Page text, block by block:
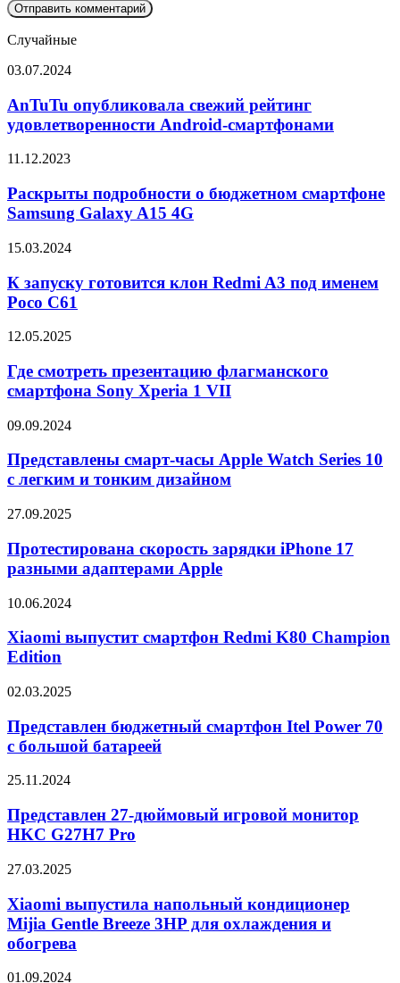
Случайные
AnTuTu
свежий
рейтинг
удовлетворенности
смартфонами
03.07.2024
AnTuTu опубликовала свежий рейтинг
удовлетворенности Android-смартфонами
Раскрыты
о
бюджетном
смартфоне
Galaxy
4G
11.12.2023
Раскрыты подробности о бюджетном смартфоне
Samsung Galaxy A15 4G
К
готовится
клон
Redmi
под
Poco
C61
15.03.2024
К запуску готовится клон Redmi A3 под именем
Poco C61
Где
презентацию
флагманского
смартфона
Xperia
VII
12.05.2025
Где смотреть презентацию флагманского
смартфона Sony Xperia 1 VII
Представлены
часы
Apple
Watch
10
легким
и
дизайном
09.09.2024
Представлены смарт-часы Apple Watch Series 10
с легким и тонким дизайном
Протестирована
зарядки
iPhone
17
адаптерами
27.09.2025
Протестирована скорость зарядки iPhone 17
разными адаптерами Apple
Xiaomi
смартфон
Redmi
K80
Edition
10.06.2024
Xiaomi выпустит смартфон Redmi K80 Champion
Edition
Представлен
смартфон
Itel
Power
с
батареей
02.03.2025
Представлен бюджетный смартфон Itel Power 70
с большой батареей
Представлен
дюймовый
игровой
монитор
G27H7
25.11.2024
Представлен 27-дюймовый игровой монитор
HKC G27H7 Pro
Xiaomi
напольный
кондиционер
Mijia
Gentle
27.03.2025
Xiaomi выпустила напольный кондиционер
Mijia Gentle Breeze 3HP для охлаждения и
обогрева
Представлен
01.09.2024